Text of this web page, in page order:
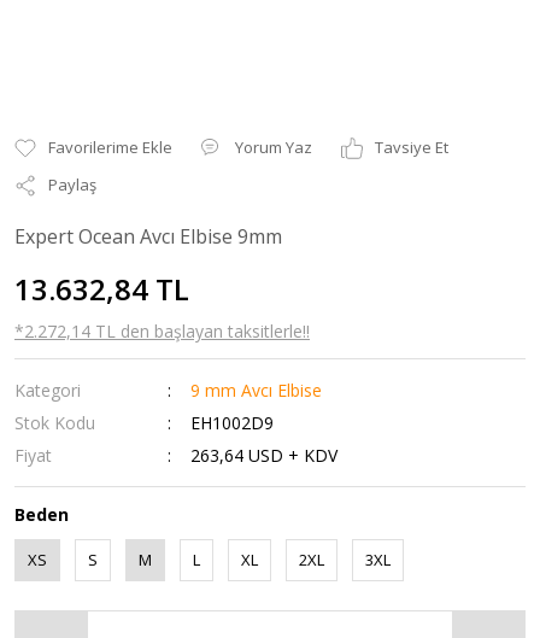
Yorum Yaz
Tavsiye Et
Paylaş
Expert Ocean Avcı Elbise 9mm
13.632,84 TL
*2.272,14 TL den başlayan taksitlerle!!
Kategori
9 mm Avcı Elbise
Stok Kodu
EH1002D9
Fiyat
263,64 USD + KDV
Beden
XS S M L XL 2XL 3XL